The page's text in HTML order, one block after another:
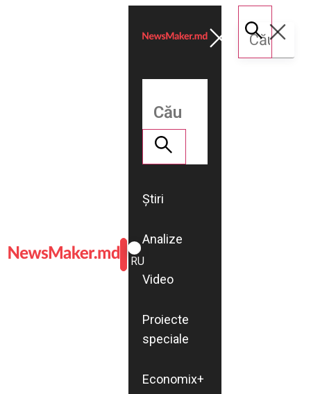
ROMÂNĂ
RU
Știri
Analize
Video
Proiecte
speciale
Economix+